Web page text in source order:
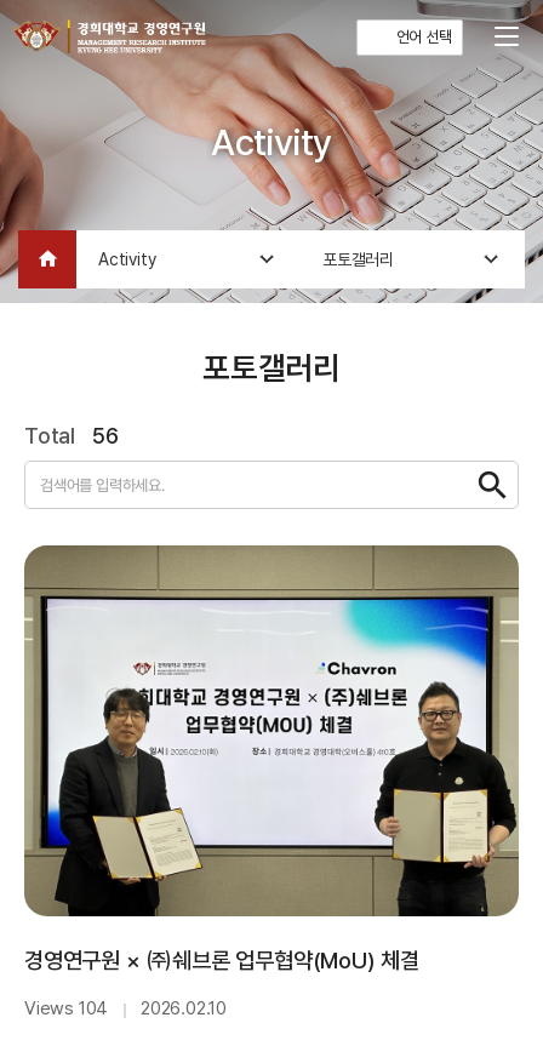
언어 선택
Activity
home Activity 포토갤러리
포토갤러리
Total 56
경영연구원 × ㈜쉐브론 업무협약(MoU) 체결
Views 104 ｜ 2026.02.10